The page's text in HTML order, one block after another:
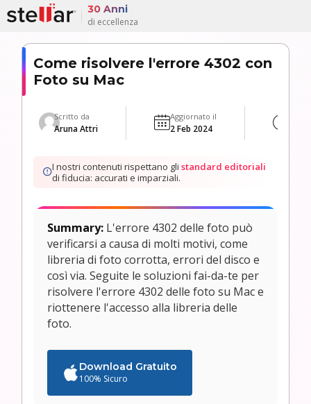
30 Anni
di eccellenza
Come risolvere l'errore 4302 con
Foto su Mac
Scritto da
Aruna Attri
Aggiornato il
2 Feb 2024
I nostri contenuti rispettano gli standard editoriali
di fiducia: accurati e imparziali.
Summary: L'errore 4302 delle foto può
verificarsi a causa di molti motivi, come
libreria di foto corrotta, errori del disco e
così via. Seguite le soluzioni fai-da-te per
risolvere l'errore 4302 delle foto su Mac e
riottenere l'accesso alla libreria delle
foto.
Download Gratuito
100% Sicuro